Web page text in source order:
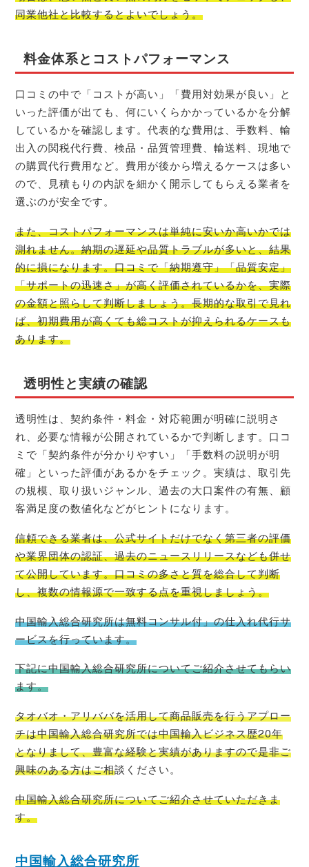
同業他社と比較するとよいでしょう。
料金体系とコストパフォーマンス
口コミの中で「コストが高い」「費用対効果が良い」と
いった評価が出ても、何にいくらかかっているかを分解
しているかを確認します。代表的な費用は、手数料、輸
出入の関税代行費、検品・品質管理費、輸送料、現地で
の購買代行費用など。費用が後から増えるケースは多い
ので、見積もりの内訳を細かく開示してもらえる業者を
選ぶのが安全です。
また、コストパフォーマンスは単純に安いか高いかでは
測れません。納期の遅延や品質トラブルが多いと、結果
的に損になります。口コミで「納期遵守」「品質安定」
「サポートの迅速さ」が高く評価されているかを、実際
の金額と照らして判断しましょう。長期的な取引で見れ
ば、初期費用が高くても総コストが抑えられるケースも
あります。
透明性と実績の確認
透明性は、契約条件・料金・対応範囲が明確に説明さ
れ、必要な情報が公開されているかで判断します。口コ
ミで「契約条件が分かりやすい」「手数料の説明が明
確」といった評価があるかをチェック。実績は、取引先
の規模、取り扱いジャンル、過去の大口案件の有無、顧
客満足度の数値化などがヒントになります。
信頼できる業者は、公式サイトだけでなく第三者の評価
や業界団体の認証、過去のニュースリリースなども併せ
て公開しています。口コミの多さと質を総合して判断
し、複数の情報源で一致する点を重視しましょう。
中国輸入総合研究所は無料コンサル付」の仕入れ代行サ
ービスを行っています。
下記に中国輸入総合研究所についてご紹介させてもらい
ます。
タオバオ・アリババを活用して商品販売を行うアプロー
チは中国輸入総合研究所では中国輸入ビジネス歴20年
となりまして、豊富な経験と実績がありますので是非ご
興味のある方はご相談ください。
中国輸入総合研究所についてご紹介させていただきま
す。
中国輸入総合研究所